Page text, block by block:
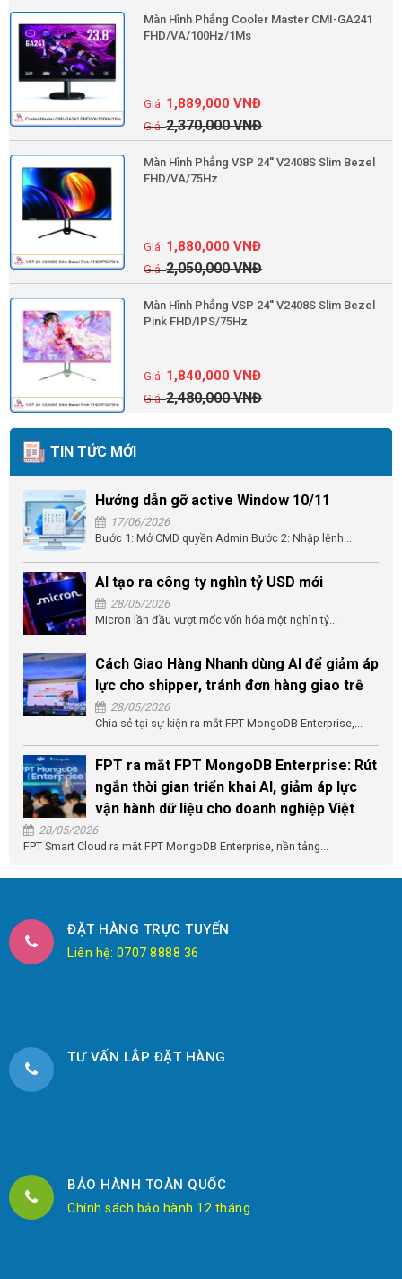
Màn Hình Phẳng Cooler Master CMI-GA241
FHD/VA/100Hz/1Ms
2,370,000VNĐ
1,889,000VNĐ
Màn Hình Phẳng VSP 24'' V2408S Slim Bezel
FHD/VA/75Hz
2,050,000VNĐ
1,880,000VNĐ
Màn Hình Phẳng VSP 24'' V2408S Slim Bezel
Pink FHD/IPS/75Hz
2,480,000VNĐ
1,840,000VNĐ
TIN TỨC MỚI
Hướng dẫn gỡ active Window 10/11
17/06/2026
Bước 1: Mở CMD quyền Admin Bước 2: Nhập lệnh...
AI tạo ra công ty nghìn tỷ USD mới
28/05/2026
Micron lần đầu vượt mốc vốn hóa một nghìn tỷ...
Cách Giao Hàng Nhanh dùng AI để giảm áp
lực cho shipper, tránh đơn hàng giao trễ
28/05/2026
Chia sẻ tại sự kiện ra mắt FPT MongoDB Enterprise,...
FPT ra mắt FPT MongoDB Enterprise: Rút
ngắn thời gian triển khai AI, giảm áp lực
vận hành dữ liệu cho doanh nghiệp Việt
28/05/2026
FPT Smart Cloud ra mắt FPT MongoDB Enterprise, nền tảng...
ĐẶT HÀNG TRỰC TUYẾN
Liên hệ: 0707 8888 36
TƯ VẤN LẮP ĐẶT HÀNG
BẢO HÀNH TOÀN QUỐC
Chính sách bảo hành 12 tháng